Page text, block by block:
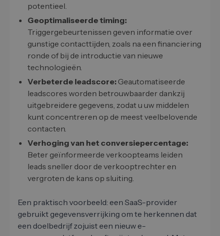
potentieel.
Geoptimaliseerde timing:
Triggergebeurtenissen geven informatie over
gunstige contacttijden, zoals na een financiering
ronde of bij de introductie van nieuwe
technologieën.
Verbeterde leadscore: Geautomatiseerde
leadscores worden betrouwbaarder dankzij
uitgebreidere gegevens, zodat u uw middelen
kunt concentreren op de meest veelbelovende
contacten.
Verhoging van het conversiepercentage:
Beter geïnformeerde verkoopteams leiden
leads sneller door de verkooptrechter en
vergroten de kans op sluiting.
Een praktisch voorbeeld: een SaaS-provider
gebruikt gegevensverrijking om te herkennen dat
een doelbedrijf zojuist een nieuw e-